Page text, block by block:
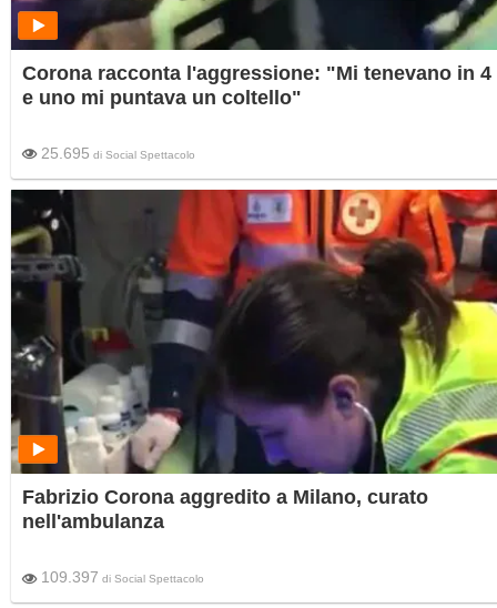
Corona racconta l'aggressione: "Mi tenevano in 4
e uno mi puntava un coltello"
25.695 di Social Spettacolo
Fabrizio Corona aggredito a Milano, curato
nell'ambulanza
109.397 di Social Spettacolo